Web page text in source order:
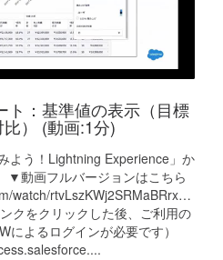
ト：基準値の表示（目標
） (動画:1分)
よう！Lightning Experience」か
▼動画フルバージョンはこちら
watch/rtvLszKWj2SRMaBRrxcTPc
クをクリックした後、ご利用の
によるログインが必要です）